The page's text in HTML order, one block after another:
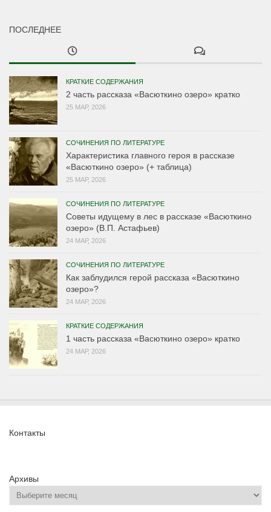
ПОСЛЕДНЕЕ
КРАТКИЕ СОДЕРЖАНИЯ
2 часть рассказа «Васюткино озеро» кратко
25 МАР, 2026
СОЧИНЕНИЯ ПО ЛИТЕРАТУРЕ
Характеристика главного героя в рассказе
«Васюткино озеро» (+ таблица)
25 МАР, 2026
СОЧИНЕНИЯ ПО ЛИТЕРАТУРЕ
Советы идущему в лес в рассказе «Васюткино
озеро» (В.П. Астафьев)
24 МАР, 2026
СОЧИНЕНИЯ ПО ЛИТЕРАТУРЕ
Как заблудился герой рассказа «Васюткино
озеро»?
24 МАР, 2026
КРАТКИЕ СОДЕРЖАНИЯ
1 часть рассказа «Васюткино озеро» кратко
24 МАР, 2026
Контакты
Архивы